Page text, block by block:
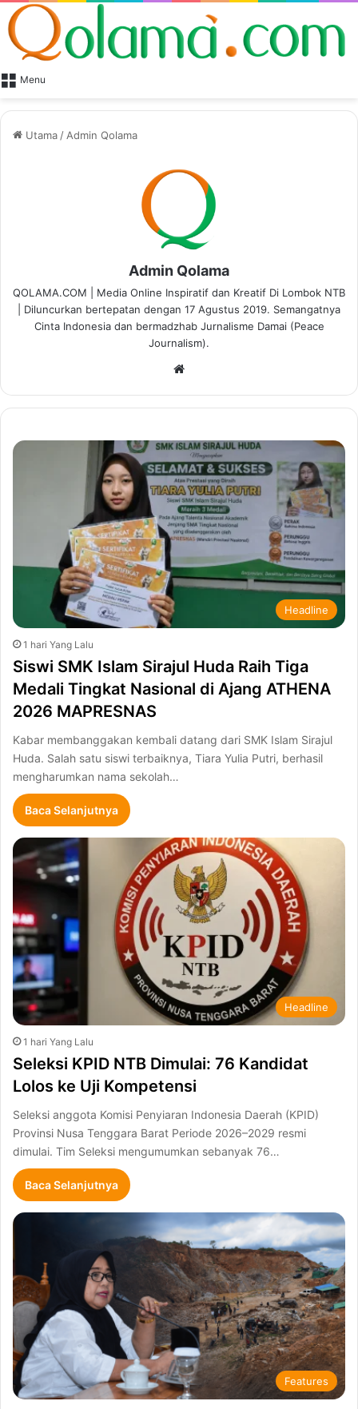
Menu
Utama/Admin Qolama
Admin Qolama
QOLAMA.COM | Media Online Inspiratif dan Kreatif Di Lombok NTB
| Diluncurkan bertepatan dengan 17 Agustus 2019. Semangatnya
Cinta Indonesia dan bermadzhab Jurnalisme Damai (Peace
Journalism).
te
Headline
1 hari Yang Lalu
Siswi SMK Islam Sirajul Huda Raih Tiga
Medali Tingkat Nasional di Ajang ATHENA
2026 MAPRESNAS
Kabar membanggakan kembali datang dari SMK Islam Sirajul
Huda. Salah satu siswi terbaiknya, Tiara Yulia Putri, berhasil
mengharumkan nama sekolah…
Baca Selanjutnya
Headline
1 hari Yang Lalu
Seleksi KPID NTB Dimulai: 76 Kandidat
Lolos ke Uji Kompetensi
Seleksi anggota Komisi Penyiaran Indonesia Daerah (KPID)
Provinsi Nusa Tenggara Barat Periode 2026–2029 resmi
dimulai. Tim Seleksi mengumumkan sebanyak 76…
Baca Selanjutnya
Features